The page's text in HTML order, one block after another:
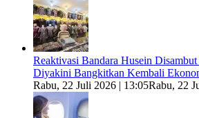
Reaktivasi Bandara Husein Disambut
Diyakini Bangkitkan Kembali
Rabu, 22 Juli 2026 | 13:05Rabu, 22